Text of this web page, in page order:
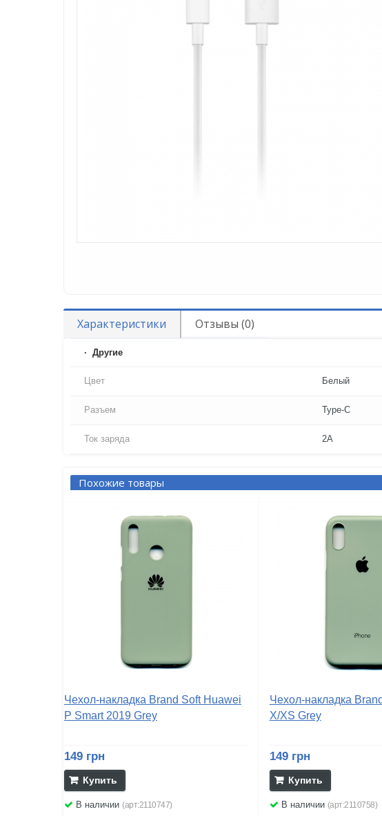
Характеристики Отзывы (0)
Другие
Цвет Белый
Разъем Type-C
Ток заряда 2A
Похожие товары
Чехол-накладка Brand Soft Huawei
P Smart 2019 Grey
149 грн
Купить
В наличии (арт:2110747)
Чехол-накладка
X/XS Grey
149 грн
Купить
В наличии (арт:2110758)